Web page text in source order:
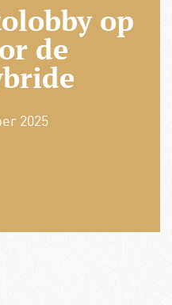
op
de
2025